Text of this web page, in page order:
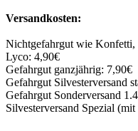
Versandkosten:
Nichtgefahrgut wie
Lyco: 4,90€
Gefahrgut ganzjährig: 7,90€
Gefahrgut Silvesterversand
Gefahrgut Sonderversand
Silvesterversand Spezial